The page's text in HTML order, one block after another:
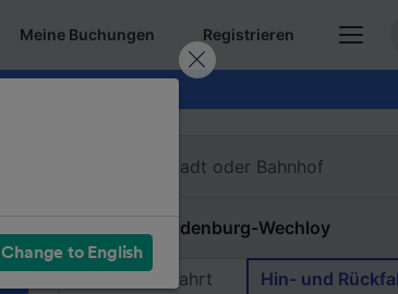
Meine Buchungen Registrieren
Einfache Fahrt Hin- und
Change to English